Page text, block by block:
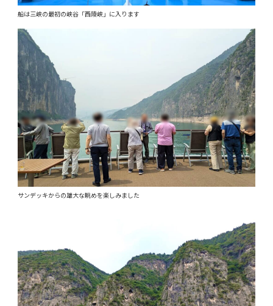
船は三峡の最初の峡谷「西陵峡」に入ります
サンデッキからの雄大な眺めを楽しみました